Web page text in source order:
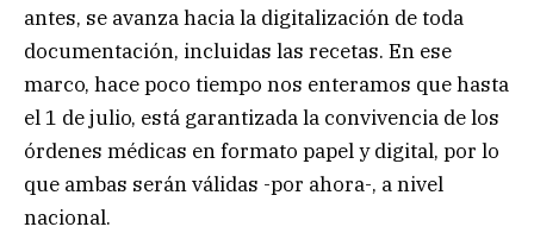
antes, se avanza hacia la digitalización de toda
documentación, incluidas las recetas. En ese
marco, hace poco tiempo nos enteramos que hasta
el 1 de julio, está garantizada la convivencia de los
órdenes médicas en formato papel y digital, por lo
que ambas serán válidas -por ahora-, a nivel
nacional.